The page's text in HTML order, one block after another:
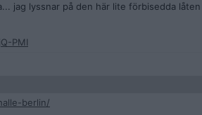
jag lyssnar på den här lite förbisedda
PMI
berlin/